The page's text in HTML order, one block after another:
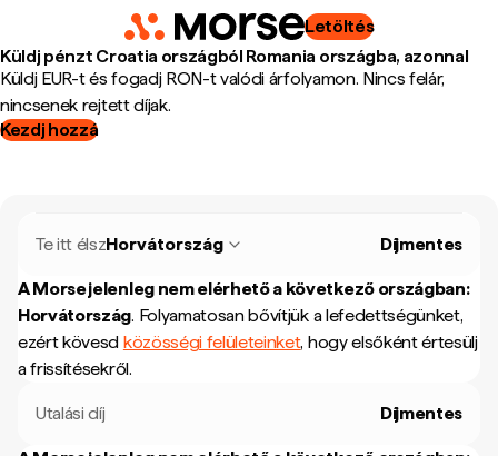
Letöltés
Küldj pénzt Croatia országból Romania országba, azonnal
Küldj EUR-t és fogadj RON-t valódi árfolyamon. Nincs felár,
nincsenek rejtett díjak.
Kezdj hozzá
Te itt élszHorvátország Díjmentes
A Morse jelenleg nem elérhető a következő országban:
Horvátország. Folyamatosan bővítjük a lefedettségünket,
ezért kövesd közösségi felületeinket, hogy elsőként értesülj
a frissítésekről.
Utalási díj Díjmentes